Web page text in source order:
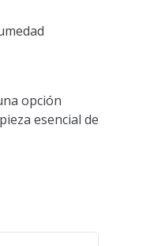
opción
esencial de